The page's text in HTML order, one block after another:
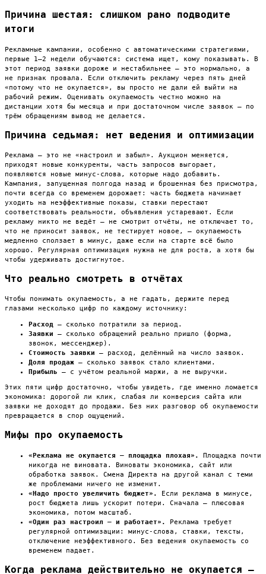
Причина шестая: слишком рано подводите
итоги
Рекламные кампании, особенно с автоматическими стратегиями,
первые 1–2 недели обучаются: система ищет, кому показывать. В
этот период заявки дороже и нестабильнее — это нормально, а
не признак провала. Если отключить рекламу через пять дней
«потому что не окупается», вы просто не дали ей выйти на
рабочий режим. Оценивать окупаемость честно можно на
дистанции хотя бы месяца и при достаточном числе заявок — по
трём обращениям вывод не делается.
Причина седьмая: нет ведения и оптимизации
Реклама — это не «настроил и забыл». Аукцион меняется,
приходят новые конкуренты, часть запросов выгорает,
появляются новые минус-слова, которые надо добавить.
Кампания, запущенная полгода назад и брошенная без присмотра,
почти всегда со временем дорожает: часть бюджета начинает
уходить на неэффективные показы, ставки перестают
соответствовать реальности, объявления устаревают. Если
рекламу никто не ведёт — не смотрит отчёты, не отключает то,
что не приносит заявок, не тестирует новое, — окупаемость
медленно сползает в минус, даже если на старте всё было
хорошо. Регулярная оптимизация нужна не для роста, а хотя бы
чтобы удерживать достигнутое.
Что реально смотреть в отчётах
Чтобы понимать окупаемость, а не гадать, держите перед
глазами несколько цифр по каждому источнику:
Расход — сколько потратили за период.
Заявки — сколько обращений реально пришло (форма,
звонок, мессенджер).
Стоимость заявки — расход, делённый на число заявок.
Доля продаж — сколько заявок стало клиентами.
Прибыль — с учётом реальной маржи, а не выручки.
Этих пяти цифр достаточно, чтобы увидеть, где именно ломается
экономика: дорогой ли клик, слабая ли конверсия сайта или
заявки не доходят до продажи. Без них разговор об окупаемости
превращается в спор ощущений.
Мифы про окупаемость
«Реклама не окупается — площадка плохая».
Площадка почти
никогда не виновата. Виноваты экономика, сайт или
обработка заявок. Смена Директа на другой канал с теми
же проблемами ничего не изменит.
«Надо просто увеличить бюджет».
Если реклама в минусе,
рост бюджета лишь ускорит потери. Сначала — плюсовая
экономика, потом масштаб.
«Один раз настроил — и работает».
Реклама требует
регулярной оптимизации: минус-слова, ставки, тексты,
отключение неэффективного. Без ведения окупаемость со
временем падает.
Когда реклама действительно не окупается —